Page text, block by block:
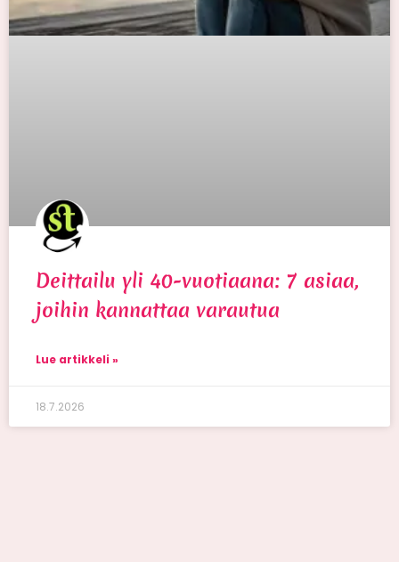
Deittailu yli 40-vuotiaana: 7 asiaa,
joihin kannattaa varautua
Lue artikkeli »
18.7.2026